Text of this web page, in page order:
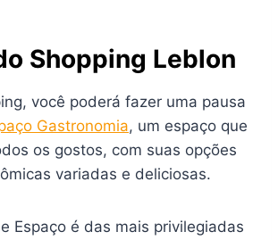
Shopping Leblon
você poderá fazer uma pausa
Gastronomia, um espaço que
os gostos, com suas opções
variadas e deliciosas.
Espaço é das mais privilegiadas